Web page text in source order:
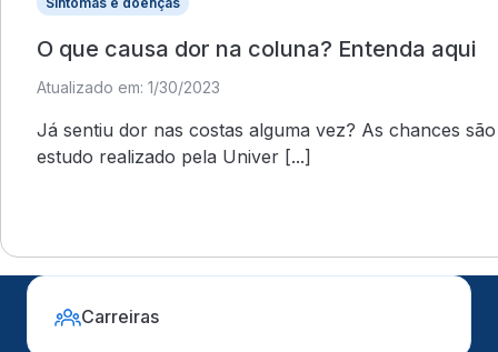
O que causa dor na coluna? Entenda aqui
Atualizado em: 1/30/2023
Já sentiu dor nas costas alguma vez? As chances
estudo realizado pela Univer [...]
Carreiras